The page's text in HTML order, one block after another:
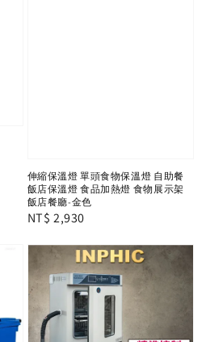
伸縮保溫燈 單頭食物保溫燈 自助餐
飯店保溫燈 食品加熱燈 食物展示架
飯店餐廳-金色
Regular
NT$ 2,930